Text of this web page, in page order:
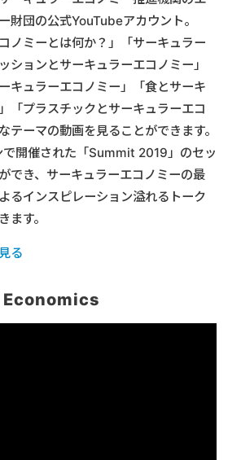
財団の公式YouTubeアカウント。
ノミーとは何か？」「サーキュラー
ションとサーキュラーエコノミー」
キュラーエコノミー」「食とサーキ
「プラスチックとサーキュラーエコ
テーマの動画を見ることができます。
開催された「Summit 2019」のセッ
でき、サーキュラーエコノミーの最
るインスピレーション溢れるトーク
ます。
る